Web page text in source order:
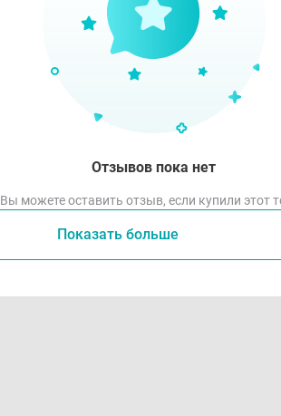
Отзывов пока нет
Вы можете оставить отзыв, если купили этот
Показать больше